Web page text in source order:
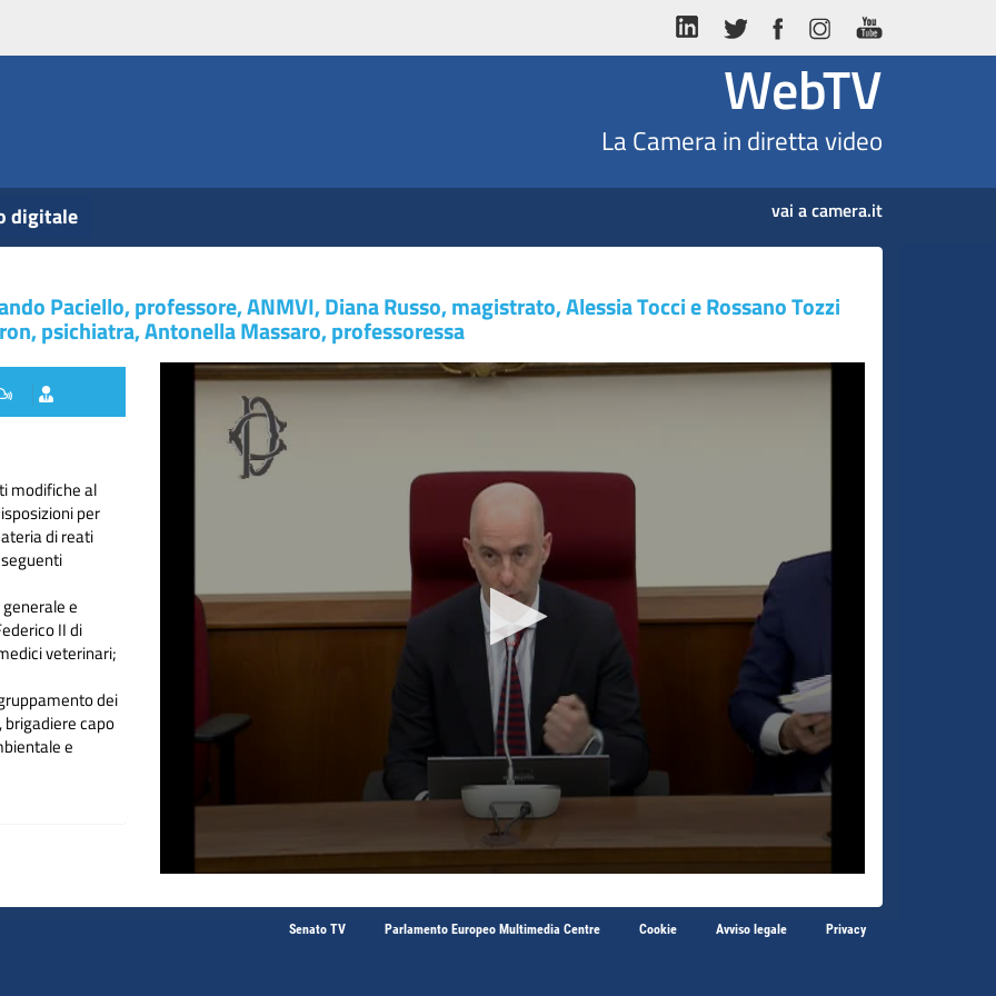
WebTV
La Camera in diretta video
digitale vai a camera.it
Paciello, professore, ANMVI, Diana Russo, magistrato, Alessia Tocci e Rossano Tozzi
psichiatra, Antonella Massaro, professoressa
modifiche al
per
di reati
e
II di
veterinari;
dei
brigadiere capo
e
Senato TV Parlamento Europeo Multimedia Centre Cookie Avviso legale Privacy